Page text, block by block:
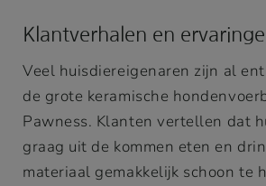
Klantverhalen en
Veel huisdiereigenaren zijn al
de grote keramische
Pawness. Klanten vertellen dat
graag uit de kommen eten en
materiaal gemakkelijk schoon te